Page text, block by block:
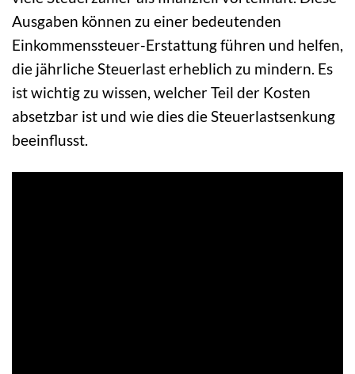
Ausgaben können zu einer bedeutenden
Einkommenssteuer-Erstattung führen und helfen,
die jährliche Steuerlast erheblich zu mindern. Es
ist wichtig zu wissen, welcher Teil der Kosten
absetzbar ist und wie dies die Steuerlastsenkung
beeinflusst.